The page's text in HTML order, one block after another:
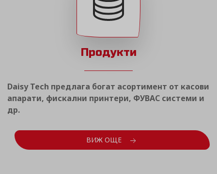
Продукти
Daisy Tech предлага богат асортимент от касови
апарати, фискални принтери, ФУВАС системи и
др.
ВИЖ ОЩЕ